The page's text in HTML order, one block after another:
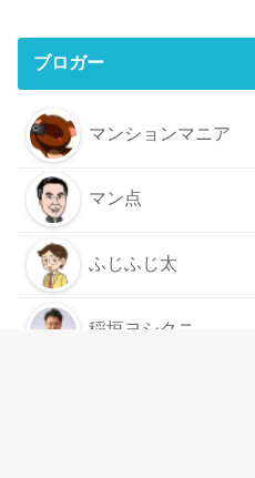
ブロガー
マンションマニア
マン点
ふじふじ太
稲垣ヨシクニ